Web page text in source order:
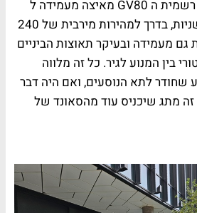
ה GV80 מאיצה מעמידה ל
100 קמ"ש בתוך 5.9 שניות, בדרך למהירות מירבית של 240
מעמידה ובעיקר תאוצות הביניים
בין המנוע לגיר. כל זה מלווה
שחודר לתא הנוסעים, ואם היה דבר
זה מתג שיכניס עוד מהסאונד של